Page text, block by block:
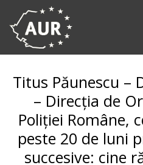
Titus Păunescu –
– Direcția de
Poliției Române,
peste 20 de luni
succesive: cine